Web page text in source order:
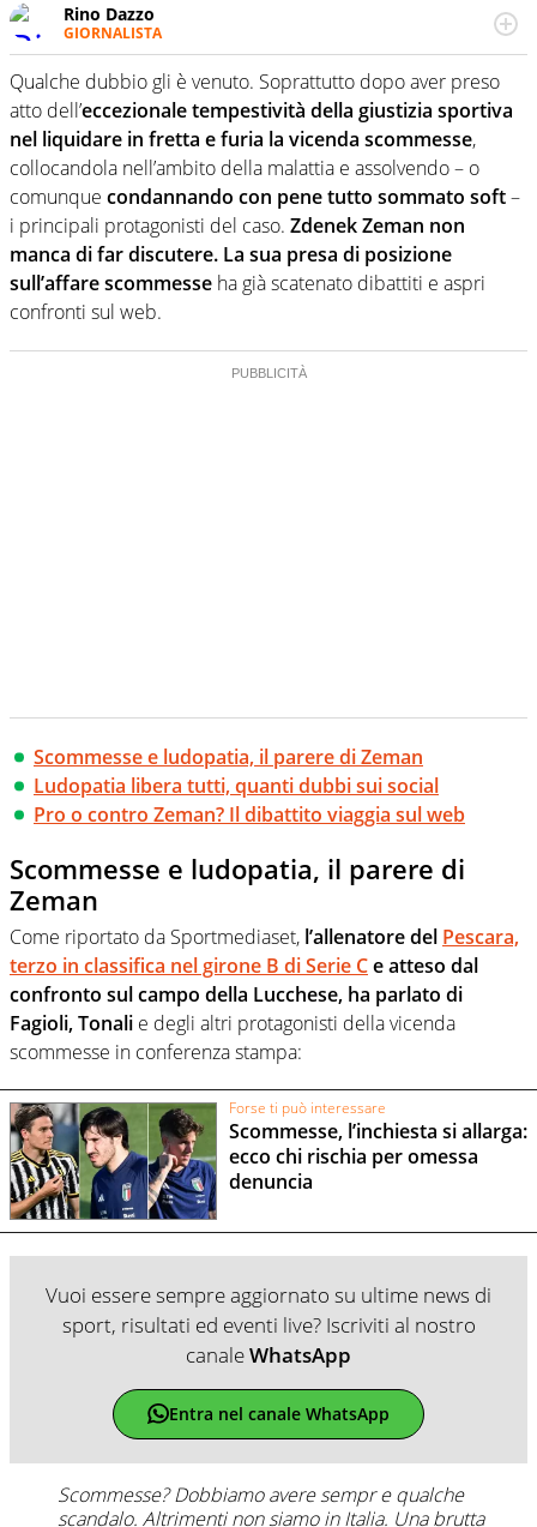
Rino Dazzo
GIORNALISTA
Se mai ci fosse modo di traslare il glossario del calcio in
una nicchia di esperti, lui ne farebbe parte. Non si perde
una svista arbitrale né gli umori social del mondo delle
curve
Qualche dubbio gli è venuto. Soprattutto dopo aver preso
atto dell’eccezionale tempestività della giustizia sportiva
nel liquidare in fretta e furia la vicenda scommesse,
collocandola nell’ambito della malattia e assolvendo – o
comunque condannando con pene tutto sommato soft–
i principali protagonisti del caso. Zdenek Zeman non
manca di far discutere. La sua presa di posizione
sull’affare scommesse ha già scatenato dibattiti e aspri
confronti sul web.
Scommesse e ludopatia, il parere di Zeman
Ludopatia libera tutti, quanti dubbi sui social
Pro o contro Zeman? Il dibattito viaggia sul web
Scommesse e ludopatia, il parere di
Zeman
Come riportato da Sportmediaset, l’allenatore del Pescara,
terzo in classifica nel girone B di Serie Ce atteso dal
confronto sul campo della Lucchese, ha parlato di
Fagioli, Tonali e degli altri protagonisti della vicenda
scommesse in conferenza stampa:
Forse ti può interessare
Scommesse, l’inchiesta si allarga:
ecco chi rischia per omessa
denuncia
Vuoi essere sempre aggiornato su ultime news di
sport, risultati ed eventi live? Iscriviti al nostro
canaleWhatsApp
Entra nel canale WhatsApp
Scommesse? Dobbiamo avere sempr e qualche
scandalo. Altrimenti non siamo in Italia. Una brutta